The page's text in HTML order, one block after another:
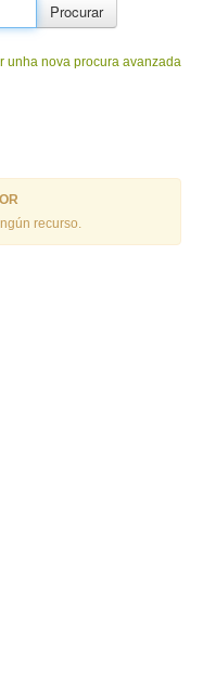
Procurar
unha nova procura avanzada
recurso.